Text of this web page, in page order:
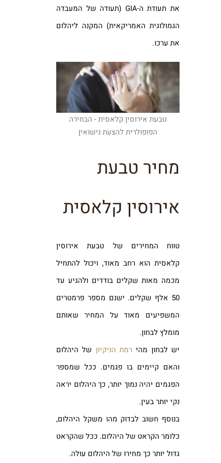
את תעודת ה-GIA (תעודה של המעבדה
הגמולוגית האמריקאית) המקנה ליהלום
את ערכו.
טבעת אירוסין קלאסית - הבחירה
הפופולרית להצעת נישואין
מחיר טבעת
אירוסין קלאסית
טווח המחירים של טבעת אירוסין
קלאסית הוא רחב מאוד, ויכול להתחיל
מכמה מאות שקלים בודדים ולהגיע עד
50 אלף שקלים. ישנם מספר פרמטרים
המשפיעים מאוד על המחיר שאותם
מומלץ לבחון.
יש לבחון מהי רמת הניקיון של היהלום
והאם קיימים בו פגמים. ככל שמספר
הפגמים יהיה נמוך יותר, כך היהלום יראה
נקי יותר בעין.
בנוסף חשוב לבדוק מהו משקל היהלום,
כלומר הקראט של היהלום. ככל שהקראט
גדול יותר כך מחירו של היהלום עולה.